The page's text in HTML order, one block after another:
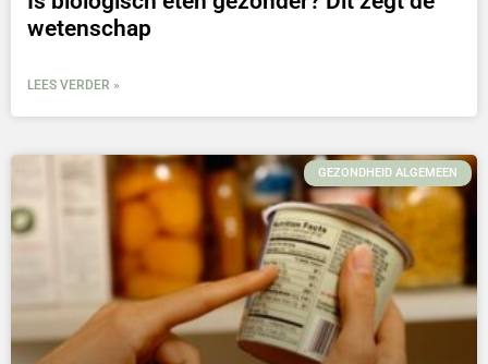
wetenschap
LEES VERDER »
GEZONDHEID ALGEMEEN